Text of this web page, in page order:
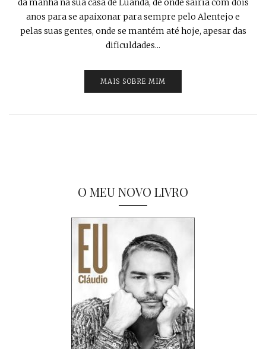
da manhã na sua casa de Luanda, de onde sairia com dois
anos para se apaixonar para sempre pelo Alentejo e
pelas suas gentes, onde se mantém até hoje, apesar das
dificuldades...
MAIS SOBRE MIM
O MEU NOVO LIVRO